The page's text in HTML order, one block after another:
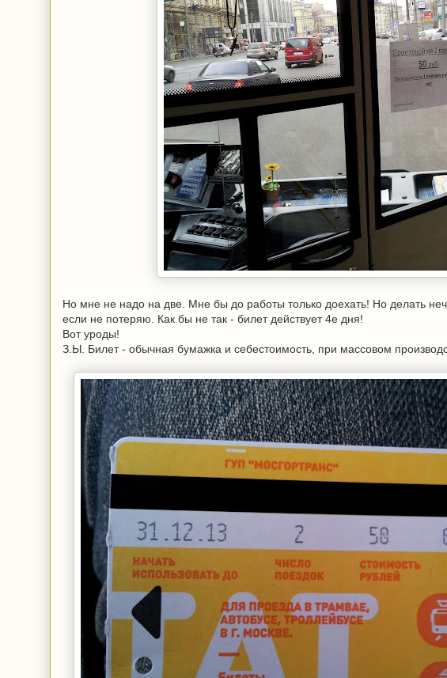
Но мне не надо на две. Мне бы до работы только доехать! Но делать
если не потеряю. Как бы не так - билет действует 4е дня!
Вот уроды!
З.Ы. Билет - обычная бумажка и себестоимость, при массовом